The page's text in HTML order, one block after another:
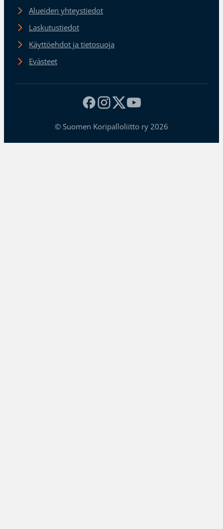
Alueiden yhteystiedot
Laskutustiedot
Käyttöehdot ja tietosuoja
Evästeet
© Suomen Koripalloliitto ry 2026